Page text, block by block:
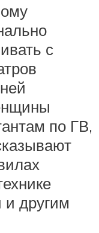
с
по ГВ,
и другим